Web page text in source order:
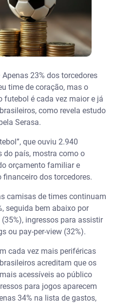
Apenas 23% dos torcedores
time de coração, mas o
é cada vez maior e já
como revela estudo
Serasa.
que ouviu 2.940
do país, mostra como o
orçamento familiar e
dos torcedores.
camisas de times continuam
seguida bem abaixo por
ingressos para assistir
ou pay-per-view (32%).
cada vez mais periféricas
acreditam que os
acessíveis ao público
para jogos aparecem
34% na lista de gastos,